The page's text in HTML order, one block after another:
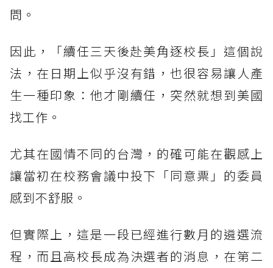
問。
因此，「續任三天後赴美角逐校長」這個說
法，在日期上似乎沒有錯，也很容易讓人產
生一種印象：他才剛續任，突然就想到美國
找工作。
尤其在國情不同的台灣，的確可能在觀感上
讓當初在校務會議中投下「同意票」的委員
感到不舒服。
但實際上，這是一段已經進行數月的遴選流
程，而且高校長成為決選者的消息，在第二